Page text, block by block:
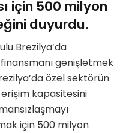
için 500 milyon
duyurdu.
Brezilya’da
genişletmek
özel sektörün
kapasitesini
için 500 milyon